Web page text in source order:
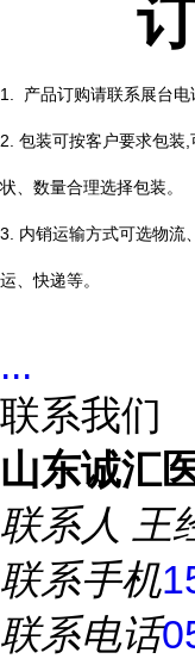
1. 产品订购请联系展台电
2. 包装可按客户要求包装
状、数量合理选择包装。
3. 内销运输方式可选物流
运、快递等。
...
联系我们
山东诚汇
联系人 王
联系手机
联系电话